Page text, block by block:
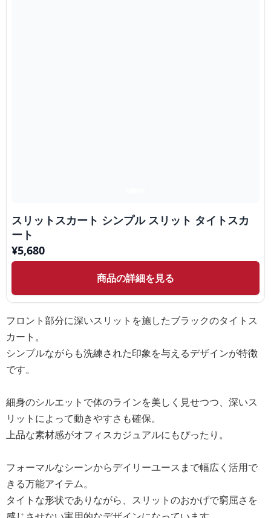
スリットスカート シンプル スリット タイトスカ
ート
¥5,680
商品の詳細を見る
フロント部分に深いスリットを施したブラックのタイトス
カート。
シンプルながらも洗練された印象を与えるデザインが特徴
です。
細身のシルエットで体のラインを美しく見せつつ、深いス
リットによって動きやすさも確保。
上品な素材感がオフィスカジュアルにもぴったり。
フォーマルなシーンからデイリーユースまで幅広く活用で
きる万能アイテム。
タイトな形状でありながら、スリットのおかげで窮屈さを